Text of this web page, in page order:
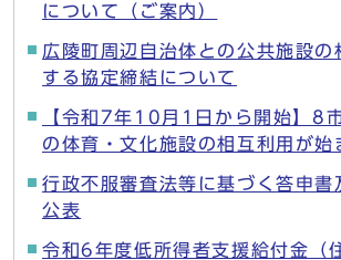
について（ご案内）
広陵町周辺自治体との公共施設の
する協定締結について
【令和7年10月1日から開始】8
の体育・文化施設の相互利用が始
行政不服審査法等に基づく答申書
公表
令和6年度低所得者支援給付金（